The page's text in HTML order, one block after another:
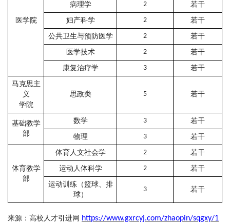
医学院
病理学 2 若干
妇产科学 2 若干
公共卫生与预防医学 2 若干
医学技术 2 若干
康复治疗学 3 若干
马克思主
义
学院
思政类 5 若干
基础教学
部
数学 3 若干
物理 3 若干
体育教学
部
体育人文社会学 2 若干
运动人体科学 2 若干
运动训练（篮球、排
球）
3 若干
来源：高校人才引进网 https://www.gxrcyj.com/zhaopin/sqgxy/1